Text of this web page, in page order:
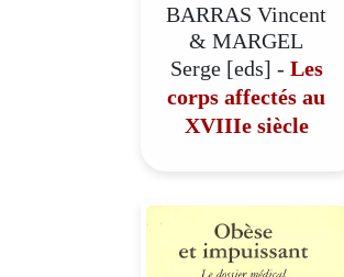
BARRAS Vincent
& MARGEL
Serge [eds] - Les
corps affectés au
XVIIIe siècle